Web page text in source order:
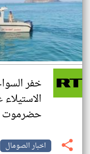
خفر
حضرموت
اخبار الصومال